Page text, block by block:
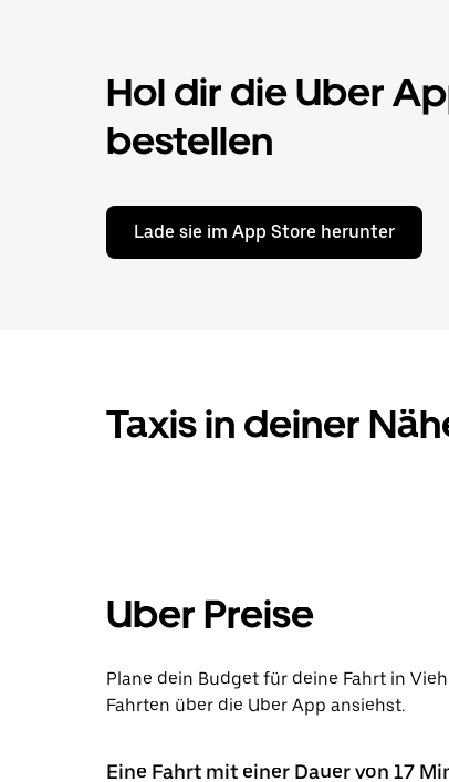
Hol dir die Uber
bestellen
Lade sie im App Store herunter
Taxis in deiner
Uber Preise
Plane dein Budget für deine Fahrt in
Fahrten über die Uber App ansiehst.
Eine Fahrt mit einer Dauer von 17